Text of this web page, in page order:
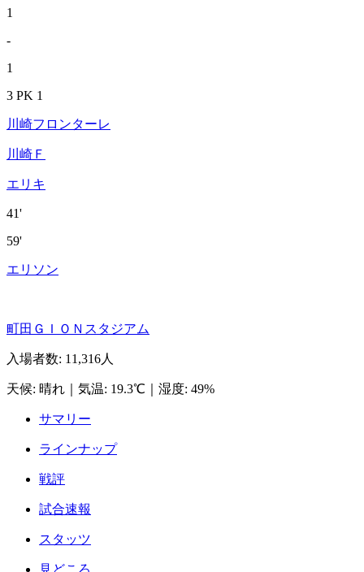
1
-
1
3 PK 1
川崎フロンターレ
川崎Ｆ
エリキ
41'
59'
エリソン
町田ＧＩＯＮスタジアム
入場者数: 11,316人
天候: 晴れ 気温: 19.3℃ 湿度: 49%
サマリー
ラインナップ
戦評
試合速報
スタッツ
見どころ